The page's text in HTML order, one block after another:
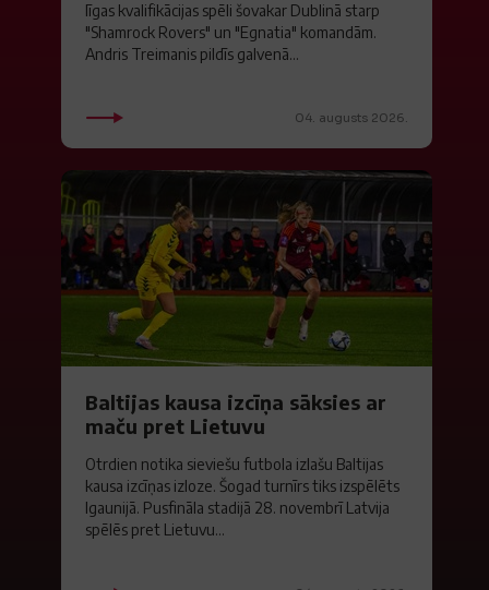
līgas kvalifikācijas spēli šovakar Dublinā starp
"Shamrock Rovers" un "Egnatia" komandām.
Andris Treimanis pildīs galvenā...
04. augusts 2026.
Baltijas kausa izcīņa sāksies ar
maču pret Lietuvu
Otrdien notika sieviešu futbola izlašu Baltijas
kausa izcīņas izloze. Šogad turnīrs tiks izspēlēts
Igaunijā. Pusfināla stadijā 28. novembrī Latvija
spēlēs pret Lietuvu...